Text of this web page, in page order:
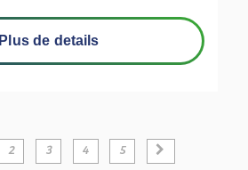
Plus de details
2 3 4 5